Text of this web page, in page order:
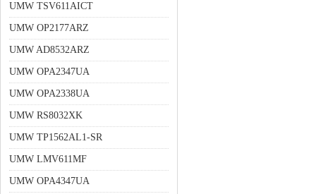
UMW TSV611AICT
UMW OP2177ARZ
UMW AD8532ARZ
UMW OPA2347UA
UMW OPA2338UA
UMW RS8032XK
UMW TP1562AL1-SR
UMW LMV611MF
UMW OPA4347UA